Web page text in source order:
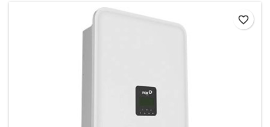
favorite_border